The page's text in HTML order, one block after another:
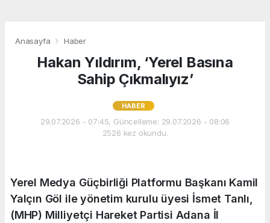
Anasayfa Haber
Hakan Yıldırım, ‘Yerel Basına
Sahip Çıkmalıyız’
HABER
29.07.2026 - 07:45, Güncelleme: 29.07.2026 - 08:06
2526 kez okundu.
Yerel Medya Güçbirliği Platformu Başkanı Kamil
Yalçın Göl ile yönetim kurulu üyesi İsmet Tanlı,
(MHP) Milliyetçi Hareket Partisi Adana İl